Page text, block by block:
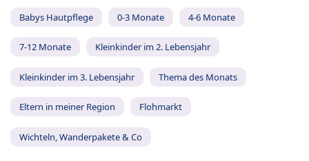
Babys Hautpflege 0-3 Monate 4-6 Monate
7-12 Monate Kleinkinder im 2. Lebensjahr
Kleinkinder im 3. Lebensjahr Thema des Monats
Eltern in meiner Region Flohmarkt
Wichteln, Wanderpakete & Co